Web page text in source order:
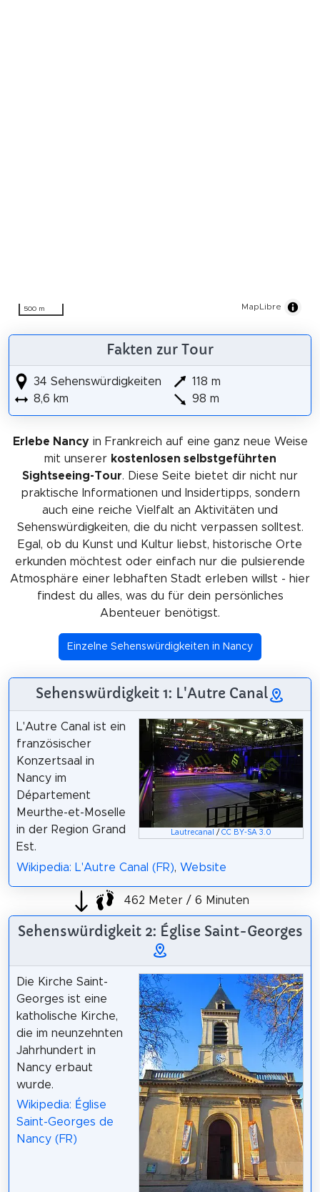
500 m MapLibre
Fakten zur Tour
34 Sehenswürdigkeiten
8,6 km
118 m
98 m
Erlebe Nancyin Frankreich auf eine ganz neue Weise
mit unserer kostenlosen selbstgeführten
Sightseeing-Tour. Diese Seite bietet dir nicht nur
praktische Informationen und Insidertipps, sondern
auch eine reiche Vielfalt an Aktivitäten und
Sehenswürdigkeiten, die du nicht verpassen solltest.
Egal, ob du Kunst und Kultur liebst, historische Orte
erkunden möchtest oder einfach nur die pulsierende
Atmosphäre einer lebhaften Stadt erleben willst - hier
findest du alles, was du für dein persönliches
Abenteuer benötigst.
Einzelne Sehenswürdigkeiten in Nancy
Sehenswürdigkeit 1: L'Autre Canal
Lautrecanal /CC BY-SA 3.0
L'Autre Canal ist ein
französischer
Konzertsaal in
Nancy im
Département
Meurthe-et-Moselle
in der Region Grand
Est.
Wikipedia: L'Autre Canal (FR), Website
462 Meter / 6 Minuten
Sehenswürdigkeit 2: Église Saint-Georges
Die Kirche Saint-
Georges ist eine
katholische Kirche,
die im neunzehnten
Jahrhundert in
Nancy erbaut
wurde.
Wikipedia: Église
Saint-Georges de
Nancy (FR)